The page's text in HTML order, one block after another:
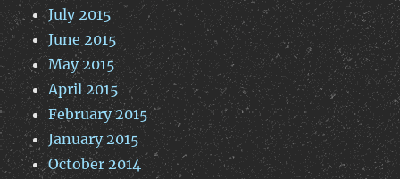
July 2015
June 2015
May 2015
April 2015
February 2015
January 2015
October 2014